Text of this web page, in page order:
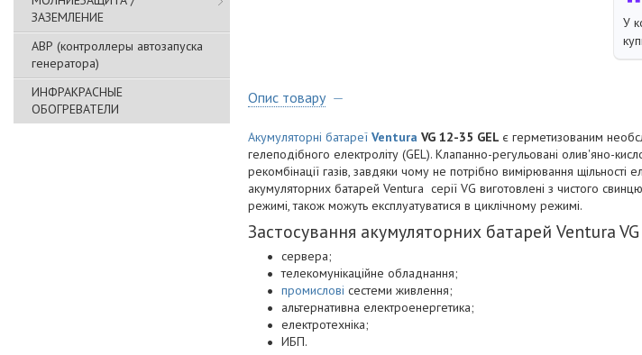
ЗАЗЕМЛЕНИЕ
АВР (контроллеры автозапуска
генератора)
ИНФРАКРАСНЫЕ
ОБОГРЕВАТЕЛИ
У
Опис товару
Акумуляторні батареї Ventura VG 12-35 GEL є герметизованим
гелеподібного електроліту (GEL). Клапанно-регульовані олив'яно-
рекомбінації газів, завдяки чому не потрібно вимірювання щільності
акумуляторних батарей Ventura серії VG виготовлені з чистого
режимі, також можуть експлуатуватися в циклічному режимі.
Застосування акумуляторних батарей Ventura
сервера;
телекомунікаційне обладнання;
промислові сестеми живлення;
альтернативна електроенергетика;
електротехніка;
ИБП.